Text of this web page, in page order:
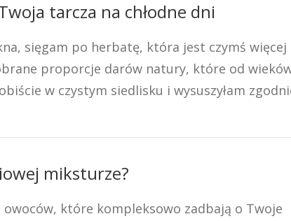
tarcza na chłodne dni
sięgam po herbatę, która jest czymś
proporcje darów natury, które od
w czystym siedlisku i wysuszyłam
miksturze?
które kompleksowo zadbają o Twoje